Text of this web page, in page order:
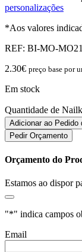
personalizações
*Aos valores
REF: BI-MO-
2.30€ preço base por
Em stock
Quantidade de
Adicionar ao Pedido
Pedir Orçamento
Orçamento do
Estamos ao dispor
"*" indica campos
Email